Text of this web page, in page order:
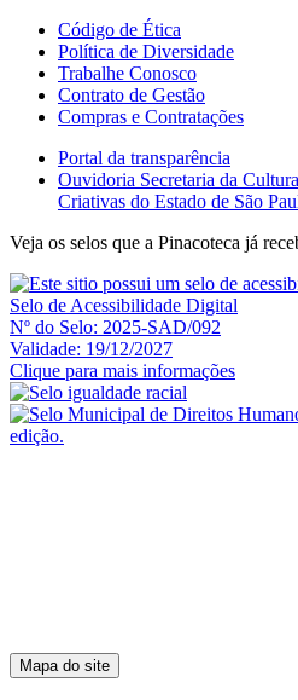
Código de Ética
Política de Diversidade
Trabalhe Conosco
Contrato de Gestão
Compras e Contratações
Portal da transparência
Ouvidoria Secretaria da
Criativas do Estado de São
Veja os selos que a Pinacoteca já
Selo de Acessibilidade Digital
Nº do Selo: 2025-SAD/092
Validade: 19/12/2027
Clique para mais informações
Mapa do site